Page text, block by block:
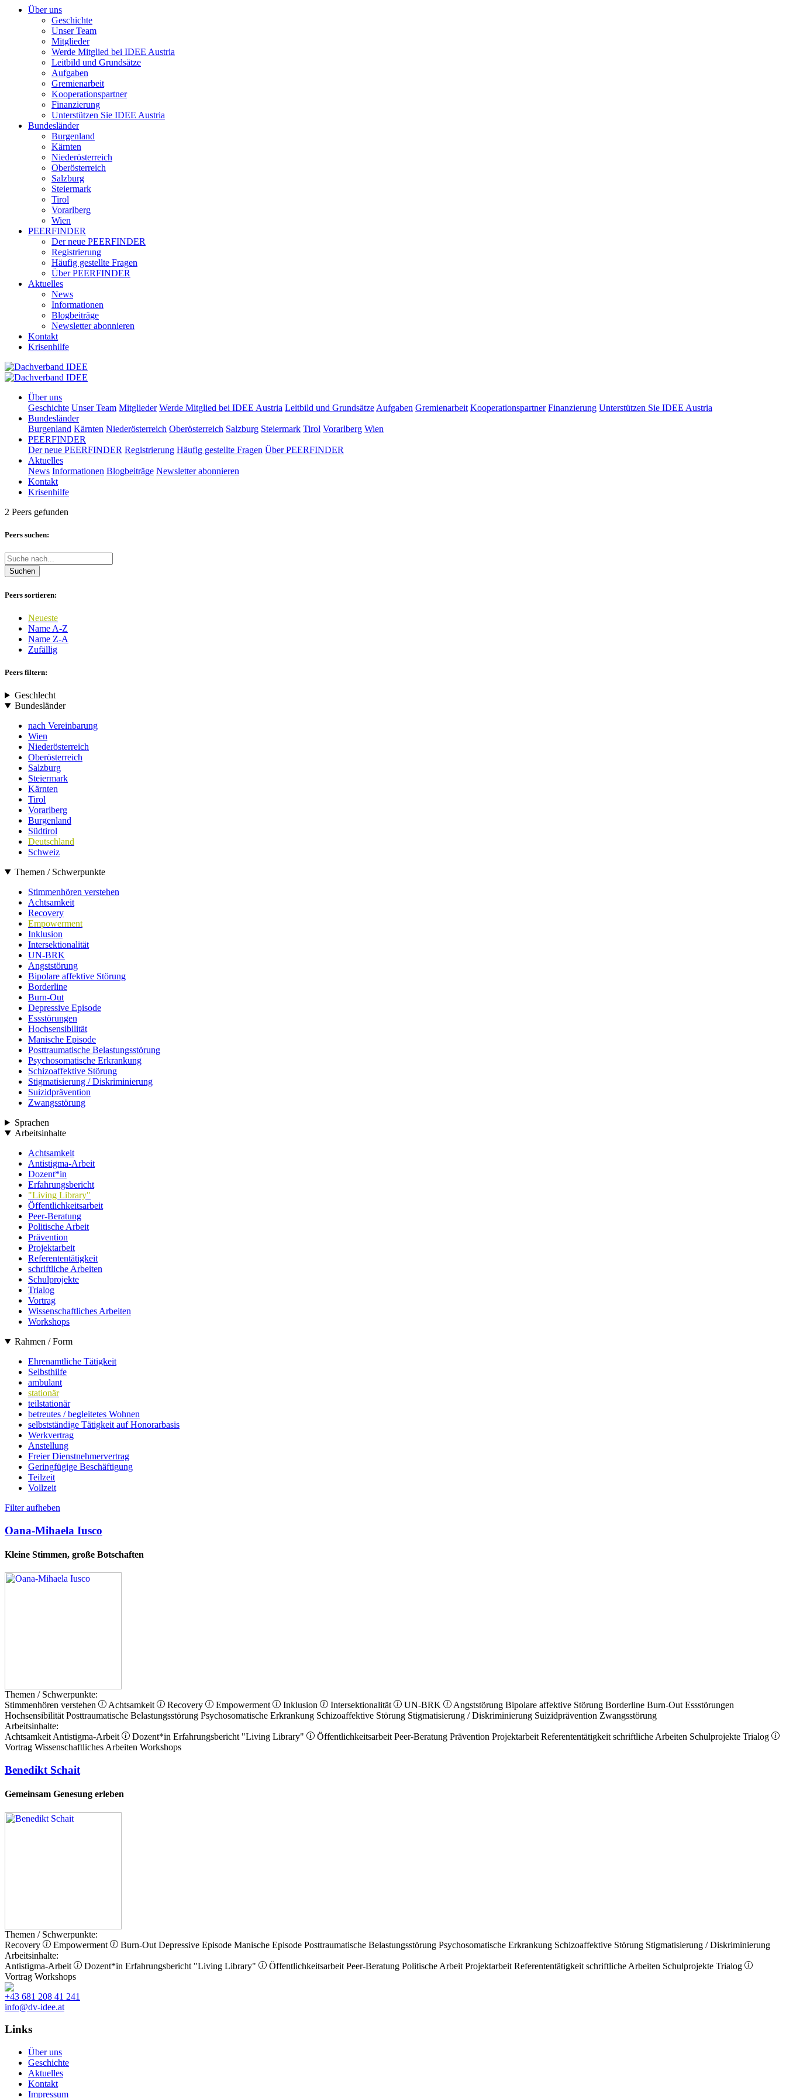
Über uns
Geschichte
Unser Team
Mitglieder
Werde Mitglied bei IDEE Austria
Leitbild und Grundsätze
Aufgaben
Gremienarbeit
Kooperationspartner
Finanzierung
Unterstützen Sie IDEE Austria
Bundesländer
Burgenland
Kärnten
Niederösterreich
Oberösterreich
Salzburg
Steiermark
Tirol
Vorarlberg
Wien
PEERFINDER
Der neue PEERFINDER
Registrierung
Häufig gestellte Fragen
Über PEERFINDER
Aktuelles
News
Informationen
Blogbeiträge
Newsletter abonnieren
Kontakt
Krisenhilfe
Über uns
Geschichte Unser Team Mitglieder Werde Mitglied bei IDEE Austria Leitbild und Grundsätze Aufgaben Gremienarbeit Kooperationspartner Finanzierung Unterstützen Sie IDEE Austria
Bundesländer
Burgenland Kärnten Niederösterreich Oberösterreich Salzburg Steiermark Tirol Vorarlberg Wien
PEERFINDER
Der neue PEERFINDER Registrierung Häufig gestellte Fragen Über PEERFINDER
Aktuelles
News Informationen Blogbeiträge Newsletter abonnieren
Kontakt
Krisenhilfe
2 Peers gefunden
Peers suchen:
Suchen
Peers sortieren:
Neueste
Name A-Z
Name Z-A
Zufällig
Peers filtern:
Geschlecht
Bundesländer
nach Vereinbarung
Wien
Niederösterreich
Oberösterreich
Salzburg
Steiermark
Kärnten
Tirol
Vorarlberg
Burgenland
Südtirol
Deutschland
Schweiz
Themen / Schwerpunkte
Stimmenhören verstehen
Achtsamkeit
Recovery
Empowerment
Inklusion
Intersektionalität
UN-BRK
Angststörung
Bipolare affektive Störung
Borderline
Burn-Out
Depressive Episode
Essstörungen
Hochsensibilität
Manische Episode
Posttraumatische Belastungsstörung
Psychosomatische Erkrankung
Schizoaffektive Störung
Stigmatisierung / Diskriminierung
Suizidprävention
Zwangsstörung
Sprachen
Arbeitsinhalte
Achtsamkeit
Antistigma-Arbeit
Dozent*in
Erfahrungsbericht
"Living Library"
Öffentlichkeitsarbeit
Peer-Beratung
Politische Arbeit
Prävention
Projektarbeit
Referententätigkeit
schriftliche Arbeiten
Schulprojekte
Trialog
Vortrag
Wissenschaftliches Arbeiten
Workshops
Rahmen / Form
Ehrenamtliche Tätigkeit
Selbsthilfe
ambulant
stationär
teilstationär
betreutes / begleitetes Wohnen
selbstständige Tätigkeit auf Honorarbasis
Werkvertrag
Anstellung
Freier Dienstnehmervertrag
Geringfügige Beschäftigung
Teilzeit
Vollzeit
Filter aufheben
Oana-Mihaela Iusco
Kleine Stimmen, große Botschaften
Themen / Schwerpunkte:
Stimmenhören verstehen
Achtsamkeit Recovery Empowerment Inklusion Intersektionalität UN-BRK Angststörung Bipolare affektive Störung Borderline Burn-Out Essstörungen
Hochsensibilität Posttraumatische Belastungsstörung Psychosomatische Erkrankung Schizoaffektive Störung Stigmatisierung / Diskriminierung Suizidprävention Zwangsstörung
Arbeitsinhalte:
Achtsamkeit Antistigma-Arbeit Dozent*in Erfahrungsbericht "Living Library" Öffentlichkeitsarbeit Peer-Beratung Prävention Projektarbeit Referententätigkeit schriftliche Arbeiten Schulprojekte Trialog
Vortrag Wissenschaftliches Arbeiten Workshops
Benedikt Schait
Gemeinsam Genesung erleben
Themen / Schwerpunkte:
Recovery
Empowerment Burn-Out Depressive Episode Manische Episode Posttraumatische Belastungsstörung Psychosomatische Erkrankung Schizoaffektive Störung Stigmatisierung / Diskriminierung
Arbeitsinhalte:
Antistigma-Arbeit
Dozent*in Erfahrungsbericht "Living Library" Öffentlichkeitsarbeit Peer-Beratung Politische Arbeit Projektarbeit Referententätigkeit schriftliche Arbeiten Schulprojekte Trialog
Vortrag Workshops
+43 681 208 41 241
info@dv-idee.at
Links
Über uns
Geschichte
Aktuelles
Kontakt
Impressum